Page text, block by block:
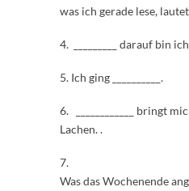
was ich gerade lese, lautet
4. _________ darauf bin
5. Ich ging __________.
6. ____________ bringt
Lachen. .
7.
Was das Wochenende